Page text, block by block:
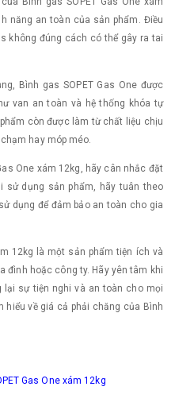
năng an toàn của sản phẩm. Điều
không đúng cách có thể gây ra tai
Bình gas SOPET Gas One được
van an toàn và hệ thống khóa tự
còn được làm từ chất liệu chịu
hay móp méo.
One xám 12kg, hãy cân nhắc đặt
sử dụng sản phẩm, hãy tuân theo
dụng để đảm bảo an toàn cho gia
12kg là một sản phẩm tiện ích và
đình hoặc công ty. Hãy yên tâm khi
lại sự tiện nghi và an toàn cho mọi
hiểu về giá cả phải chăng của Bình
Gas One xám 12kg